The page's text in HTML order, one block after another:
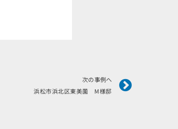
次の事例へ
浜松市浜北区東美薗 M様邸
Next